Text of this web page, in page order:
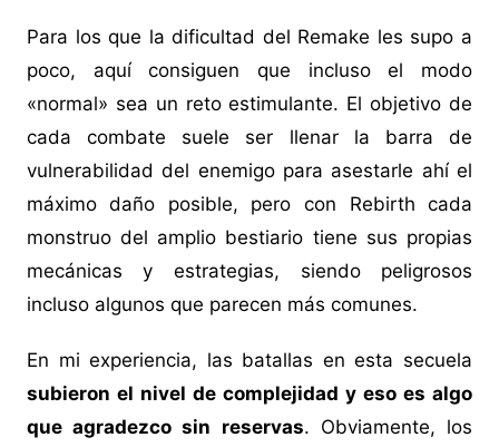
Para los que la dificultad del Remake les supo a
poco, aquí consiguen que incluso el modo
«normal» sea un reto estimulante. El objetivo de
cada combate suele ser llenar la barra de
vulnerabilidad del enemigo para asestarle ahí el
máximo daño posible, pero con Rebirth cada
monstruo del amplio bestiario tiene sus propias
mecánicas y estrategias, siendo peligrosos
incluso algunos que parecen más comunes.
En mi experiencia, las batallas en esta secuela
subieron el nivel de complejidad y eso es algo
que agradezco sin reservas. Obviamente, los